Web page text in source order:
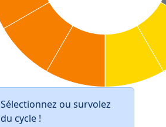
Sélectionnez ou survolez
cycle !